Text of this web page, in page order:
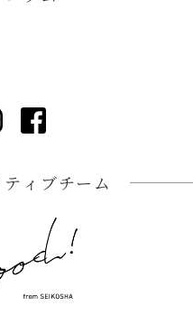
ィブチーム